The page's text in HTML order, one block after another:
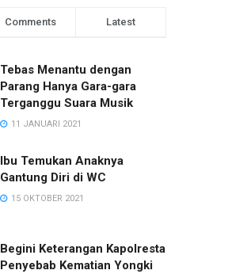
Comments Latest
Tebas Menantu dengan
Parang Hanya Gara-gara
Terganggu Suara Musik
11 JANUARI 2021
Ibu Temukan Anaknya
Gantung Diri di WC
15 OKTOBER 2021
Begini Keterangan Kapolresta
Penyebab Kematian Yongki